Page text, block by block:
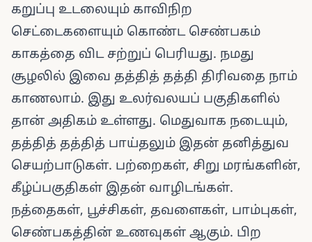
கறுப்பு உடலையும் காவிநிற
செட்டைகளையும் கொண்ட செண்பகம்
காகத்தை விட சற்றுப் பெரியது. நமது
சூழலில் இவை தத்தித் தத்தி திரிவதை நாம்
காணலாம். இது உலர்வலயப் பகுதிகளில்
தான் அதிகம் உள்ளது. மெதுவாக நடையும்,
தத்தித் தத்தித் பாய்தலும் இதன் தனித்துவ
செயற்பாடுகள். பற்றைகள், சிறு மரங்களின்,
கீழ்ப்பகுதிகள் இதன் வாழிடங்கள்.
நத்தைகள், பூச்சிகள், தவளைகள், பாம்புகள்,
செண்பகத்தின் உணவுகள் ஆகும். பிற